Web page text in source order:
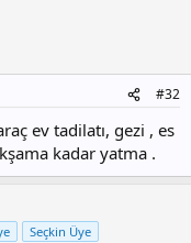
#32
ev tadilatı, gezi , es
kadar yatma .
Seçkin Üye